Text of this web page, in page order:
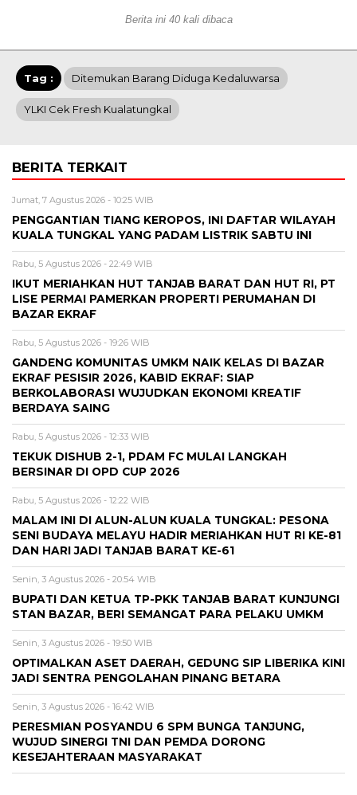
Berita ini 40 kali dibaca
Tag : Ditemukan Barang Diduga Kedaluwarsa
YLKI Cek Fresh Kualatungkal
BERITA TERKAIT
Jumat, 7 Agustus 2026 - 10:25 WIB
PENGGANTIAN TIANG KEROPOS, INI DAFTAR WILAYAH
KUALA TUNGKAL YANG PADAM LISTRIK SABTU INI
Rabu, 5 Agustus 2026 - 22:49 WIB
IKUT MERIAHKAN HUT TANJAB BARAT DAN HUT RI, PT
LISE PERMAI PAMERKAN PROPERTI PERUMAHAN DI
BAZAR EKRAF
Rabu, 5 Agustus 2026 - 19:26 WIB
GANDENG KOMUNITAS UMKM NAIK KELAS DI BAZAR
EKRAF PESISIR 2026, KABID EKRAF: SIAP
BERKOLABORASI WUJUDKAN EKONOMI KREATIF
BERDAYA SAING
Rabu, 5 Agustus 2026 - 12:33 WIB
TEKUK DISHUB 2-1, PDAM FC MULAI LANGKAH
BERSINAR DI OPD CUP 2026
Rabu, 5 Agustus 2026 - 12:22 WIB
MALAM INI DI ALUN-ALUN KUALA TUNGKAL: PESONA
SENI BUDAYA MELAYU HADIR MERIAHKAN HUT RI KE-81
DAN HARI JADI TANJAB BARAT KE-61
Senin, 3 Agustus 2026 - 20:54 WIB
BUPATI DAN KETUA TP-PKK TANJAB BARAT KUNJUNGI
STAN BAZAR, BERI SEMANGAT PARA PELAKU UMKM
Senin, 3 Agustus 2026 - 19:50 WIB
OPTIMALKAN ASET DAERAH, GEDUNG SIP LIBERIKA KINI
JADI SENTRA PENGOLAHAN PINANG BETARA
Senin, 3 Agustus 2026 - 16:42 WIB
PERESMIAN POSYANDU 6 SPM BUNGA TANJUNG,
WUJUD SINERGI TNI DAN PEMDA DORONG
KESEJAHTERAAN MASYARAKAT